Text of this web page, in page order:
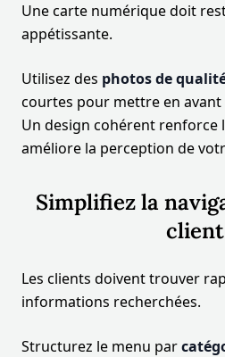
Une carte numérique doit
appétissante.
Utilisez des photos de
courtes pour mettre en avant
Un design cohérent renforce
améliore la perception de
Simplifiez la
Les clients doivent trouver
informations recherchées.
Structurez le menu par